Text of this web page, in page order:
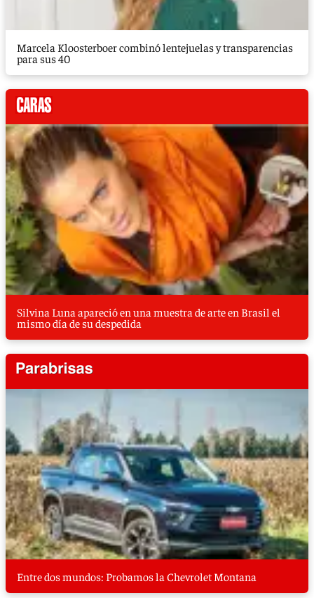
Marcela Kloosterboer combinó lentejuelas y transparencias
para sus 40
Silvina Luna apareció en una muestra de arte en Brasil el
mismo día de su despedida
Entre dos mundos: Probamos la Chevrolet Montana